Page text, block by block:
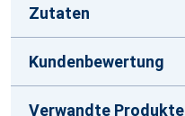
Zutaten
Kundenbewertung
Verwandte Produkte